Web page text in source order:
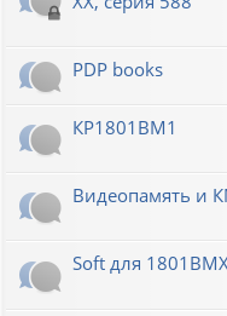
PDP books
КР1801ВМ1
Видеопамять и
Soft для